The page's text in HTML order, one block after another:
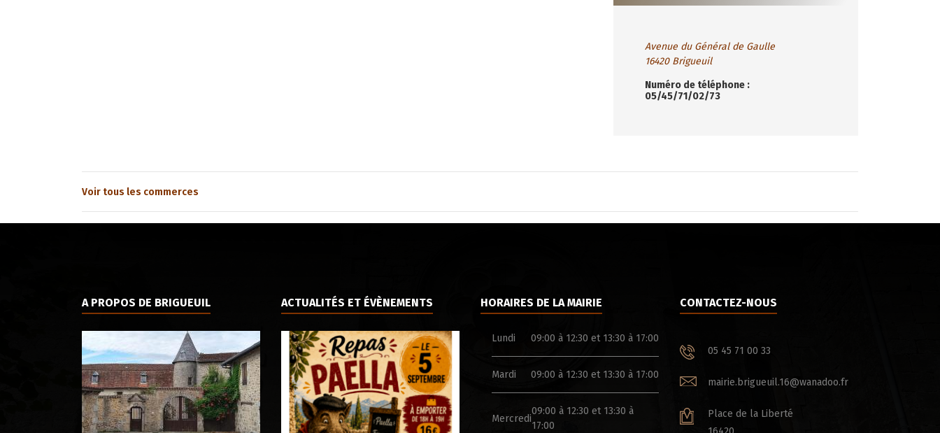
Avenue du Général de Gaulle
16420 Brigueuil
Numéro de téléphone :
05/45/71/02/73
Voir tous les commerces
A PROPOS DE BRIGUEUIL ACTUALITÉS ET ÉVÈNEMENTS HORAIRES DE LA MAIRIE
Lundi 09:00 à 12:30 et 13:30 à 17:00
Mardi 09:00 à 12:30 et 13:30 à 17:00
Mercredi
09:00 à 12:30 et 13:30 à
17:00
CONTACTEZ-NOUS
05 45 71 00 33
mairie.brigueuil.16@wanadoo.fr
Place de la Liberté